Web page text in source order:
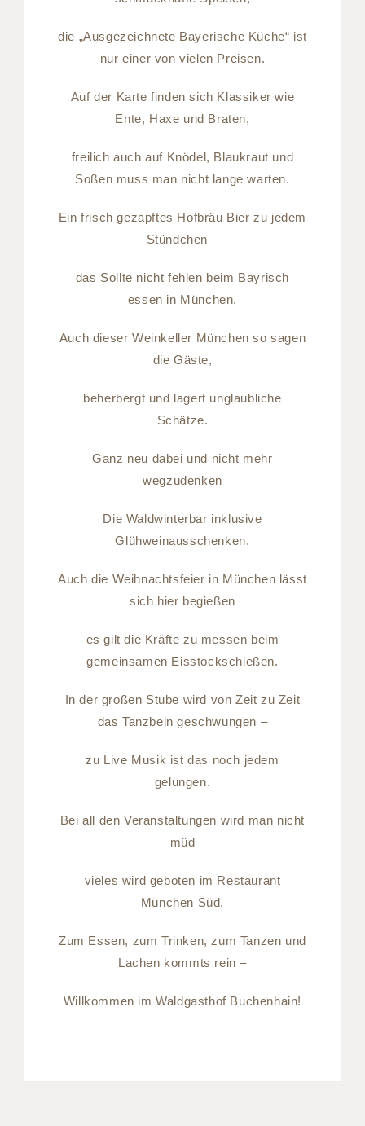
die „Ausgezeichnete Bayerische Küche“ ist
nur einer von vielen Preisen.
Auf der Karte finden sich Klassiker wie
Ente, Haxe und Braten,
freilich auch auf Knödel, Blaukraut und
Soßen muss man nicht lange warten.
Ein frisch gezapftes Hofbräu Bier zu jedem
Stündchen –
das Sollte nicht fehlen beim Bayrisch
essen in München.
Auch dieser Weinkeller München so sagen
die Gäste,
beherbergt und lagert unglaubliche
Schätze.
Ganz neu dabei und nicht mehr
wegzudenken
Die Waldwinterbar inklusive
Glühweinausschenken.
Auch die Weihnachtsfeier in München lässt
sich hier begießen
es gilt die Kräfte zu messen beim
gemeinsamen Eisstockschießen.
In der großen Stube wird von Zeit zu Zeit
das Tanzbein geschwungen –
zu Live Musik ist das noch jedem
gelungen.
Bei all den Veranstaltungen wird man nicht
müd
vieles wird geboten im Restaurant
München Süd.
Zum Essen, zum Trinken, zum Tanzen und
Lachen kommts rein –
Willkommen im Waldgasthof Buchenhain!